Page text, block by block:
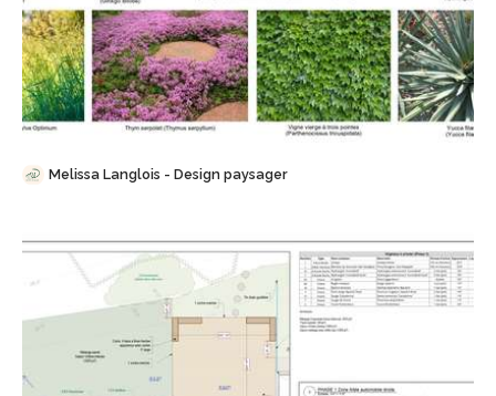
Sauvegarder
Melissa Langlois - Design paysager